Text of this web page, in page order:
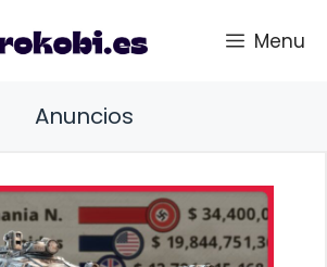
Menu
Anuncios